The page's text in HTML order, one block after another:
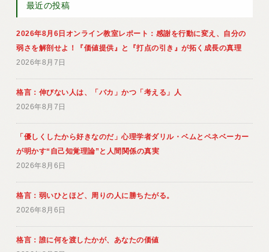
最近の投稿
2026年8月6日オンライン教室レポート：感謝を行動に変え、自分の
弱さを解剖せよ！『価値提供』と『打点の引き』が拓く成長の真理
2026年8月7日
格言：伸びない人は、「バカ」かつ「考える」人
2026年8月7日
「優しくしたから好きなのだ」心理学者ダリル・ベムとペネベーカー
が明かす“自己知覚理論”と人間関係の真実
2026年8月6日
格言：弱いひとほど、周りの人に勝ちたがる。
2026年8月6日
格言：誰に何を渡したかが、あなたの価値